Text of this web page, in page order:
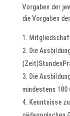
Vorgaben der
die Vorgaben
Die
Die
mindestens
Kenntnisse